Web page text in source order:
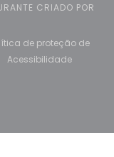
CRIADO POR
numa nova janela))
de proteção de
numa nova janela))
Acessibilidade((abre